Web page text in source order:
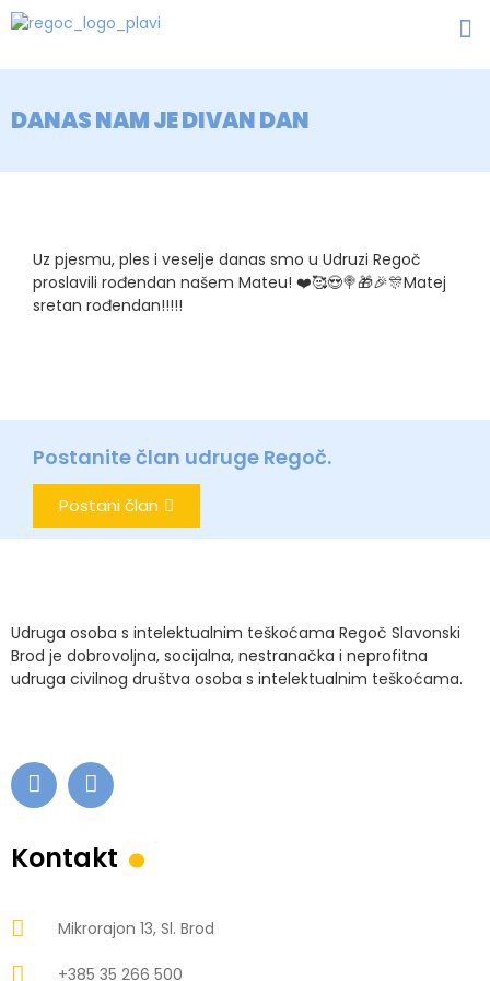
DANAS NAM JE DIVAN DAN
Uz pjesmu, ples i veselje danas smo u Udruzi Regoč
proslavili rođendan našem Mateu! ❤️🥰😍🍭🎁🎉🎊Matej
sretan rođendan!!!!!
Postanite član udruge Regoč.
Postani član
Udruga osoba s intelektualnim teškoćama Regoč Slavonski
Brod je dobrovoljna, socijalna, nestranačka i neprofitna
udruga civilnog društva osoba s intelektualnim teškoćama.
Kontakt .
Mikrorajon 13, Sl. Brod
+385 35 266 500